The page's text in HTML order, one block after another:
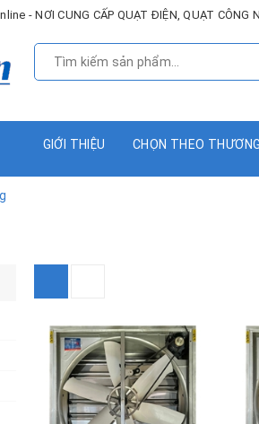
- NƠI CUNG CẤP QUẠT ĐIỆN, QUẠT CÔNG
GIỚI THIỆU CHỌN THEO